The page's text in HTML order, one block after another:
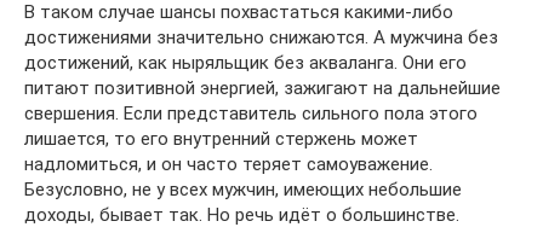
В таком случае шансы похвастаться какими-либо
достижениями значительно снижаются. А мужчина без
достижений, как ныряльщик без акваланга. Они его
питают позитивной энергией, зажигают на дальнейшие
свершения. Если представитель сильного пола этого
лишается, то его внутренний стержень может
надломиться, и он часто теряет самоуважение.
Безусловно, не у всех мужчин, имеющих небольшие
доходы, бывает так. Но речь идёт о большинстве.